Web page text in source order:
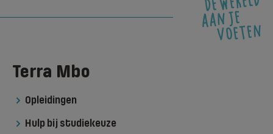
Terra Mbo
Opleidingen
Hulp bij studiekeuze